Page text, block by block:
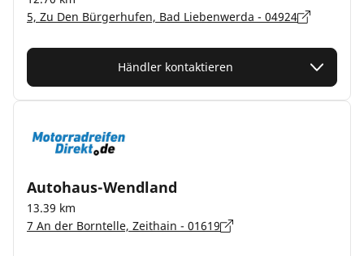
5, Zu Den Bürgerhufen, Bad Liebenwerda - 04924
Händler kontaktieren
Autohaus-Wendland
13.39 km
7 An der Borntelle, Zeithain - 01619